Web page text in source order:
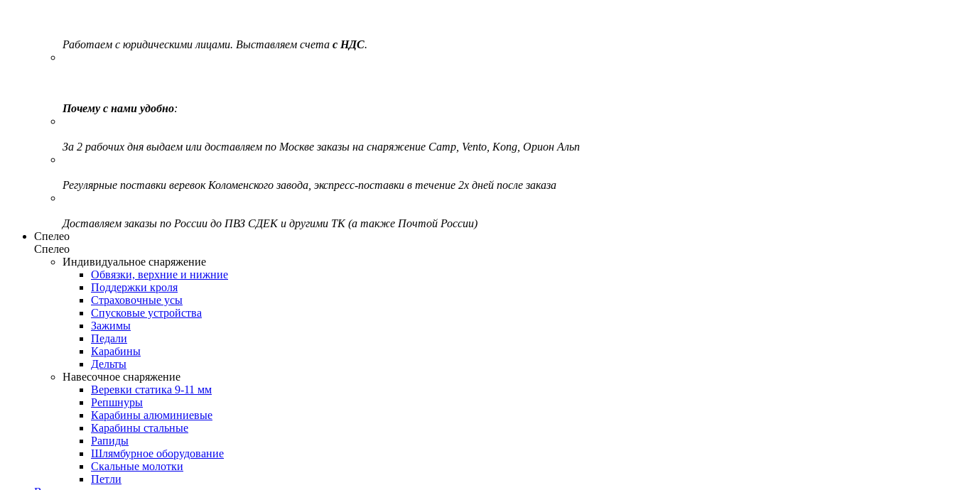
Работаем с юридическими лицами. Выставляем счета с НДС.
Почему с нами удобно:
За 2 рабочих дня выдаем или доставляем по Москве заказы на снаряжение Camp, Vento, Kong, Орион Альп
Регулярные поставки веревок Коломенского завода, экспресс-поставки в течение 2х дней после заказа
Доставляем заказы по России до ПВЗ СДЕК и другими ТК (а также Почтой России)
Спелео
Спелео
Индивидуальное снаряжение
Обвязки, верхние и нижние
Поддержки кроля
Страховочные усы
Спусковые устройства
Зажимы
Педали
Карабины
Дельты
Навесочное снаряжение
Веревки статика 9-11 мм
Репшнуры
Карабины алюминиевые
Карабины стальные
Рапиды
Шлямбурное оборудование
Скальные молотки
Петли